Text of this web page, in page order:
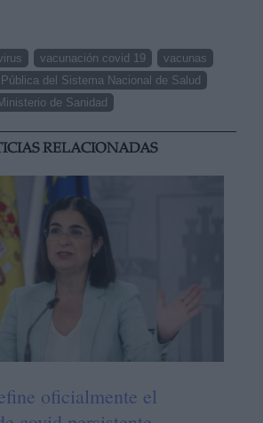
vacunación covid 19
vacunas
del Sistema Nacional de Salud
de Sanidad
RELACIONADAS
oficialmente el